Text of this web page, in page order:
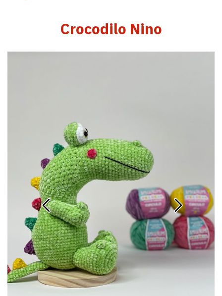
Crocodilo Nino